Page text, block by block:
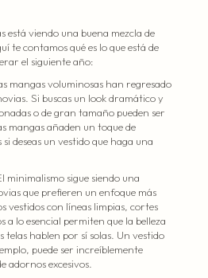
está viendo una buena mezcla de
te contamos qué es lo que está de
el siguiente año:
mangas voluminosas han regresado
Si buscas un look dramático y
o de gran tamaño pueden ser
mangas añaden un toque de
deseas un vestido que haga una
minimalismo sigue siendo una
que prefieren un enfoque más
vestidos con líneas limpias, cortes
a lo esencial permiten que la belleza
telas hablen por sí solas. Un vestido
puede ser increíblemente
adornos excesivos.